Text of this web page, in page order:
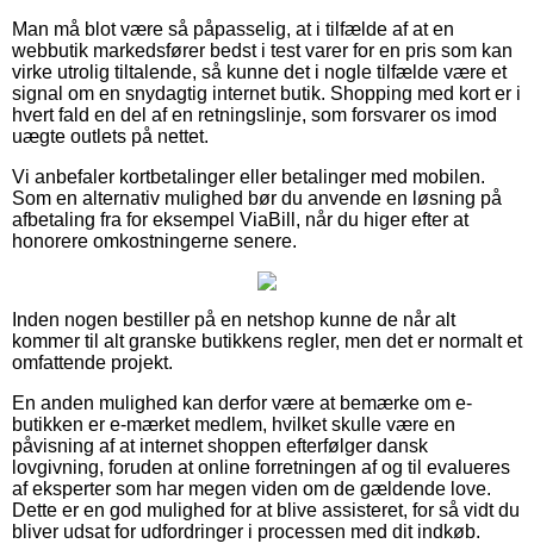
Man må blot være så påpasselig, at i tilfælde af at en
webbutik markedsfører bedst i test varer for en pris som kan
virke utrolig tiltalende, så kunne det i nogle tilfælde være et
signal om en snydagtig internet butik. Shopping med kort er i
hvert fald en del af en retningslinje, som forsvarer os imod
uægte outlets på nettet.
Vi anbefaler kortbetalinger eller betalinger med mobilen.
Som en alternativ mulighed bør du anvende en løsning på
afbetaling fra for eksempel ViaBill, når du higer efter at
honorere omkostningerne senere.
Inden nogen bestiller på en netshop kunne de når alt
kommer til alt granske butikkens regler, men det er normalt et
omfattende projekt.
En anden mulighed kan derfor være at bemærke om e-
butikken er e-mærket medlem, hvilket skulle være en
påvisning af at internet shoppen efterfølger dansk
lovgivning, foruden at online forretningen af og til evalueres
af eksperter som har megen viden om de gældende love.
Dette er en god mulighed for at blive assisteret, for så vidt du
bliver udsat for udfordringer i processen med dit indkøb.